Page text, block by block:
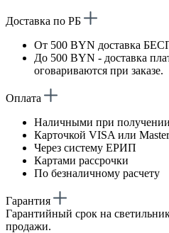
Доставка по РБ
От 500 BYN доставка
До 500 BYN - доставка
оговариваются при заказе.
Оплата
Наличными при получении
Карточкой VISA или
Через систему ЕРИП
Картами рассрочки
По безналичному расчету
Гарантия
Гарантийный срок на
продажи.